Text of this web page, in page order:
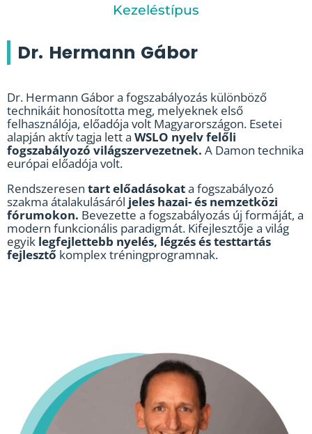
Kezeléstípus
Dr. Hermann Gábor
Dr. Hermann Gábor a fogszabályozás különböző
technikáit honosította meg, melyeknek első
felhasználója, előadója volt Magyarországon. Esetei
alapján aktív tagja lett a WSLO nyelv felőli
fogszabályozó világszervezetnek. A Damon technika
európai előadója volt.
Rendszeresen tart előadásokata fogszabályozó
szakma átalakulásáról jeles hazai- és nemzetközi
fórumokon. Bevezette a fogszabályozás új formáját, a
modern funkcionális paradigmát. Kifejlesztője a világ
egyik legfejlettebb nyelés, légzés és testtartás
fejlesztő komplex tréningprogramnak.